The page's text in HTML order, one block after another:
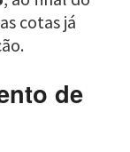
cotas já
de